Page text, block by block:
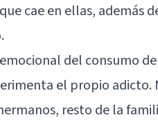
cae en ellas, además
del consumo de
el propio adicto.
resto de la